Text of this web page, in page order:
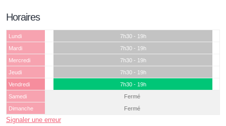
Horaires
Lundi
7h30 - 19h
Mardi
7h30 - 19h
Mercredi
7h30 - 19h
Jeudi
7h30 - 19h
Vendredi
7h30 - 19h
Samedi
Fermé
Dimanche
Fermé
Signaler une erreur